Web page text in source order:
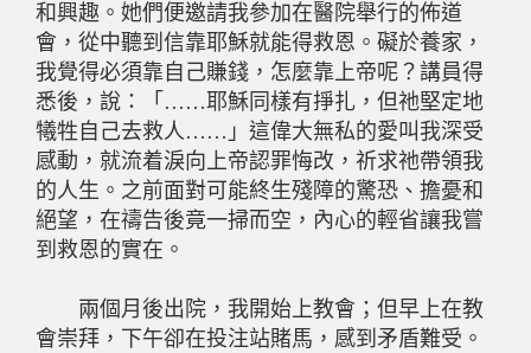
和興趣。她們便邀請我參加在醫院舉行的佈道
會，從中聽到信靠耶穌就能得救恩。礙於養家，
我覺得必須靠自己賺錢，怎麼靠上帝呢？講員得
悉後，說：「 ……耶穌同樣有掙扎，但祂堅定地
犧牲自己去救人…… 」這偉大無私的愛叫我深受
感動，就流着淚向上帝認罪悔改，祈求祂帶領我
的人生。之前面對可能終生殘障的驚恐、擔憂和
絕望，在禱告後竟一掃而空，內心的輕省讓我嘗
到救恩的實在。
兩個月後出院，我開始上教會；但早上在教
會崇拜，下午卻在投注站賭馬，感到矛盾難受。